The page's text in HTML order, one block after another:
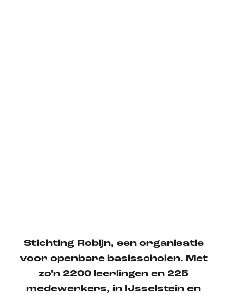
Stichting Robijn, een organisatie
voor openbare basisscholen. Met
zo’n 2200 leerlingen en 225
medewerkers, in IJsselstein en